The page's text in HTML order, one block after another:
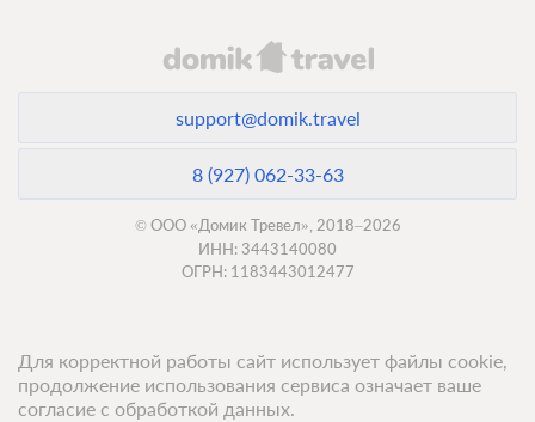
support@domik.travel
8 (927) 062-33-63
© ООО «Домик Тревел», 2018–2026
ИНН: 3443140080
ОГРН: 1183443012477
Для корректной работы сайт использует файлы cookie,
продолжение использования сервиса означает ваше
согласие с обработкой данных.